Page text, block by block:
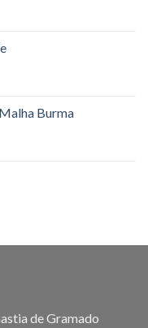
Burma
de Gramado